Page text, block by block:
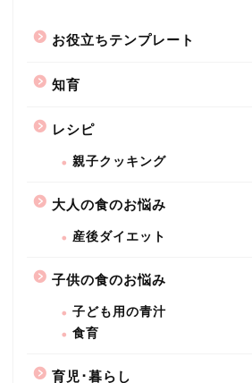
お役立ちテンプレート
知育
レシピ
親子クッキング
大人の食のお悩み
産後ダイエット
子供の食のお悩み
子ども用の青汁
食育
育児･暮らし